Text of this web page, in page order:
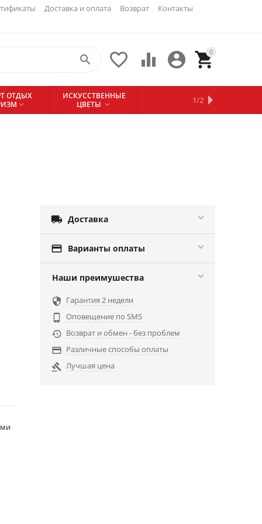
Доставка и оплата Возврат
Контакты
0


 

ОТДЫХ

ИСКУССТВЕННЫЕ
ЦВЕТЫ 
БАССЕЙНЫ

1/2
 Доставка
 Варианты оплаты
Наши преимушества
 Гарантия 2 недели

Оповещение по SMS
 Возврат и обмен - без проблем
 Различные способы оплаты
 Лучшая цена